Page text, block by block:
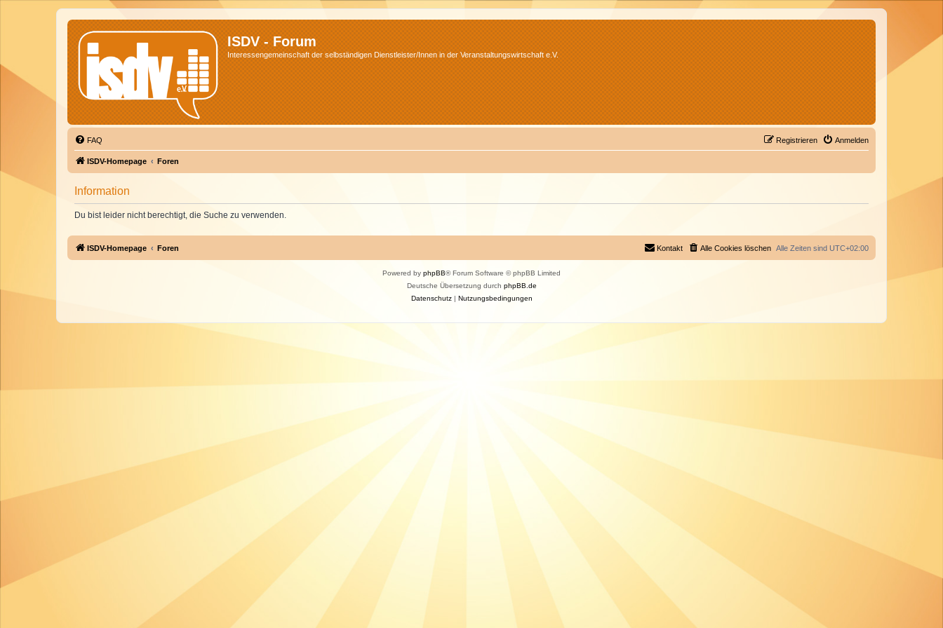
ISDV - Forum
Interessengemeinschaft der selbständigen Dienstleister/Innen in der Veranstaltungswirtschaft e.V.
FAQ Anmelden
Registrieren
ISDV-Homepage Foren
Information
Du bist leider nicht berechtigt, die Suche zu verwenden.
ISDV-Homepage Foren Alle Zeiten sind UTC+02:00
Alle Cookies löschen
Kontakt
Powered by phpBB® Forum Software © phpBB Limited
Deutsche Übersetzung durch phpBB.de
Datenschutz| Nutzungsbedingungen